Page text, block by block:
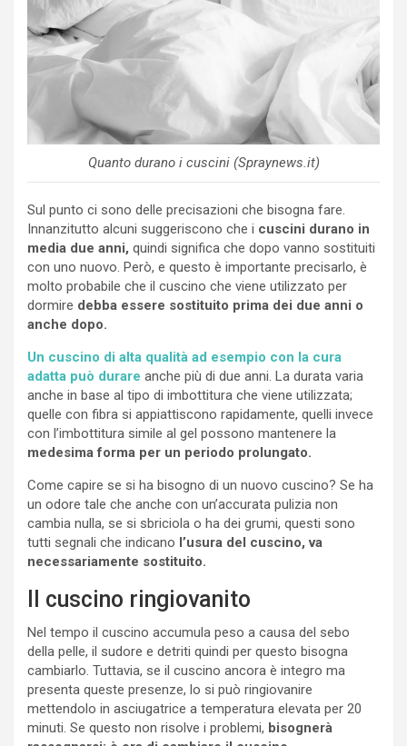
Quanto durano i cuscini (Spraynews.it)
Sul punto ci sono delle precisazioni che bisogna fare.
Innanzitutto alcuni suggeriscono che i cuscini durano in
media due anni, quindi significa che dopo vanno sostituiti
con uno nuovo. Però, e questo è importante precisarlo, è
molto probabile che il cuscino che viene utilizzato per
dormire debba essere sostituito prima dei due anni o
anche dopo.
Un cuscino di alta qualità ad esempio con la cura
adatta può durare anche più di due anni. La durata varia
anche in base al tipo di imbottitura che viene utilizzata;
quelle con fibra si appiattiscono rapidamente, quelli invece
con l’imbottitura simile al gel possono mantenere la
medesima forma per un periodo prolungato.
Come capire se si ha bisogno di un nuovo cuscino? Se ha
un odore tale che anche con un’accurata pulizia non
cambia nulla, se si sbriciola o ha dei grumi, questi sono
tutti segnali che indicano l’usura del cuscino, va
necessariamente sostituito.
Il cuscino ringiovanito
Nel tempo il cuscino accumula peso a causa del sebo
della pelle, il sudore e detriti quindi per questo bisogna
cambiarlo. Tuttavia, se il cuscino ancora è integro ma
presenta queste presenze, lo si può ringiovanire
mettendolo in asciugatrice a temperatura elevata per 20
minuti. Se questo non risolve i problemi, bisognerà